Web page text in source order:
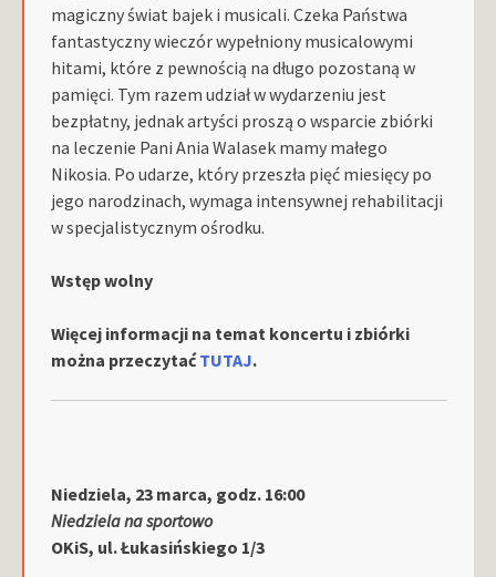
magiczny świat bajek i musicali. Czeka Państwa
fantastyczny wieczór wypełniony musicalowymi
hitami, które z pewnością na długo pozostaną w
pamięci. Tym razem udział w wydarzeniu jest
bezpłatny, jednak artyści proszą o wsparcie zbiórki
na leczenie Pani Ania Walasek mamy małego
Nikosia. Po udarze, który przeszła pięć miesięcy po
jego narodzinach, wymaga intensywnej rehabilitacji
w specjalistycznym ośrodku.
Wstęp wolny
Więcej informacji na temat koncertu i zbiórki
można przeczytaćTUTAJ.
Niedziela, 23 marca, godz. 16:00
Niedziela na sportowo
OKiS, ul. Łukasińskiego 1/3